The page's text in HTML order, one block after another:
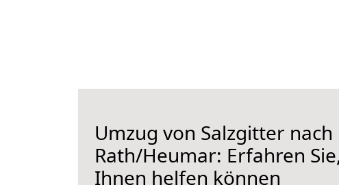
Umzug von Salzgitter nach
Rath/Heumar: Erfahren
Ihnen helfen können